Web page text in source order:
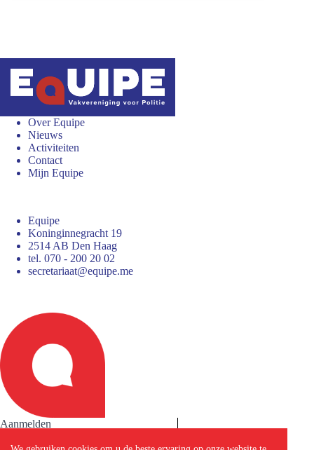
Over Equipe
Nieuws
Activiteiten
Contact
Mijn Equipe
Equipe
Koninginnegracht 19
2514 AB Den Haag
tel. 070 - 200 20 02
secretariaat@equipe.me
Aanmelden